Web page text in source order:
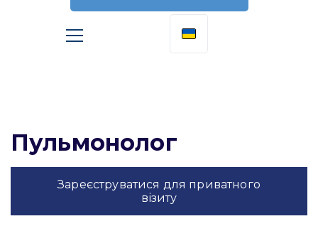
Пульмонолог
Зареєструватися для приватного
візиту